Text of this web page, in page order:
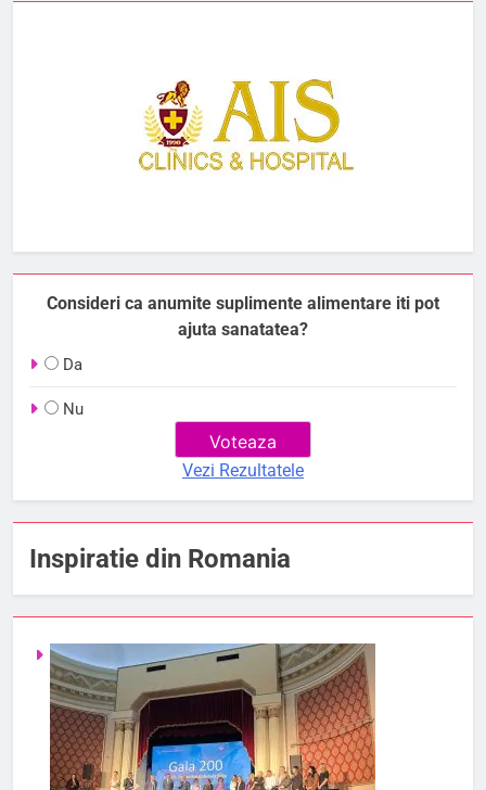
Consideri ca anumite suplimente alimentare iti pot
ajuta sanatatea?
Da
Nu
Vezi Rezultatele
Inspiratie din Romania